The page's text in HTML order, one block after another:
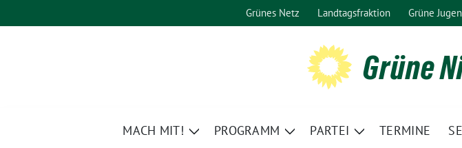
zum
Grünes Netz Landtagsfraktion Grüne
Grüne
MACH MIT!
Zeige
PROGRAMM
Zeige
PARTEI
Zeige
TERMINE